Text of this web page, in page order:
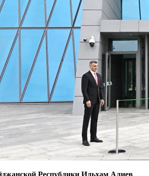
Республики Ильхам Алиев